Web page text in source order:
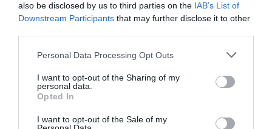
also be disclosed by us to third parties on the IAB’s List of
Downstream Participants that may further disclose it to other
Personal Data Processing Opt Outs
I want to opt-out of the Sharing of my
personal data.
Opted In
I want to opt-out of the Sale of my